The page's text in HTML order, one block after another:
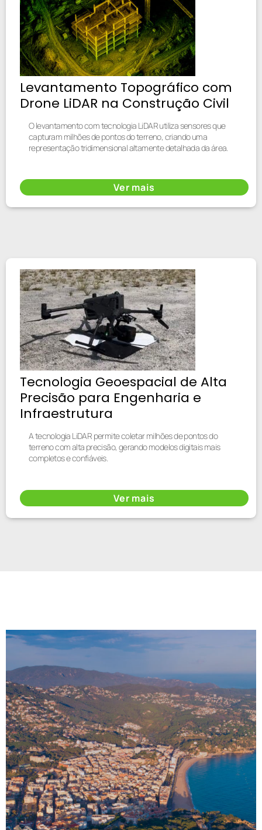
Levantamento Topográfico com
Drone LiDAR na Construção Civil
O levantamento com tecnologia LiDAR utiliza sensores que
capturam milhões de pontos do terreno, criando uma
representação tridimensional altamente detalhada da área.
Ver mais
Tecnologia Geoespacial de Alta
Precisão para Engenharia e
Infraestrutura
A tecnologia LiDAR permite coletar milhões de pontos do
terreno com alta precisão, gerando modelos digitais mais
completos e confiáveis.
Ver mais